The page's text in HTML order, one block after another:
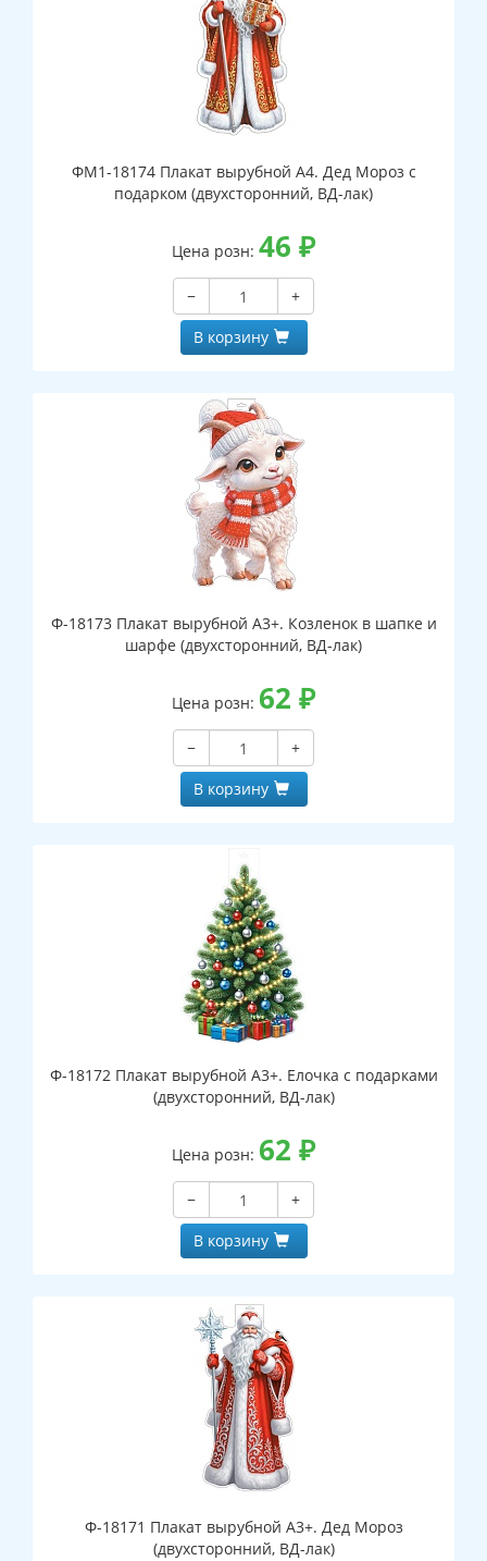
ФМ1-18174 Плакат вырубной А4. Дед Мороз с
подарком (двухсторонний, ВД-лак)
Цена розн: 46 ₽
−
+
В корзину
Ф-18173 Плакат вырубной А3+. Козленок в шапке и
шарфе (двухсторонний, ВД-лак)
Цена розн: 62 ₽
−
+
В корзину
Ф-18172 Плакат вырубной А3+. Елочка с подарками
(двухсторонний, ВД-лак)
Цена розн: 62 ₽
−
+
В корзину
Ф-18171 Плакат вырубной А3+. Дед Мороз
(двухсторонний, ВД-лак)